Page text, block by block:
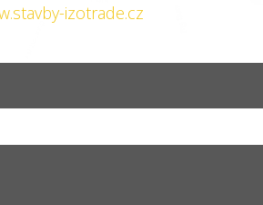
izotrade.cz